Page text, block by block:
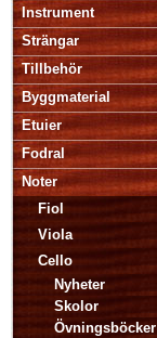
Instrument
Strängar
Tillbehör
Byggmaterial
Etuier
Fodral
Noter
Fiol
Viola
Cello
Nyheter
Skolor
Övningsböcker